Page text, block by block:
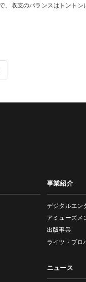
収支のバランスはトントン
事業紹介
デジタルエン
アミューズメ
出版事業
ライツ・プロ
ニュース